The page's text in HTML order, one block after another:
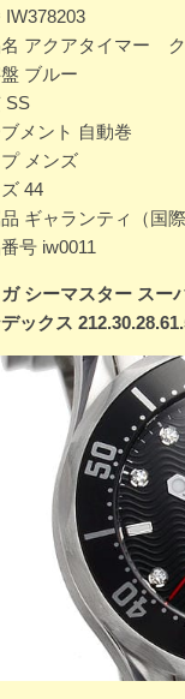
IW378203
アクアタイマー
ブルー
SS
メント 自動巻
メンズ
44
ギャランティ（国
号 iw0011
シーマスター スー
ックス